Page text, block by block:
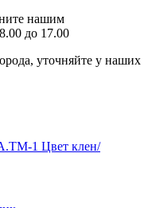
нашим
до 17.00
уточняйте у наших
1 Цвет клен/